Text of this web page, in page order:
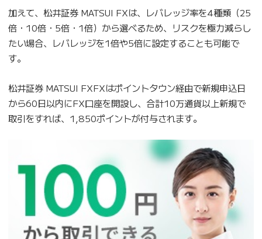
加えて、松井証券 MATSUI FXは、レバレッジ率を4種類（25
倍・10倍・5倍・1倍）から選べるため、リスクを極力減らし
たい場合、レバレッジを1倍や5倍に設定することも可能で
す。
松井証券 MATSUI FXFXはポイントタウン経由で新規申込日
から60日以内にFX口座を開設し、合計10万通貨以上新規で
取引をすれば、1,850ポイントが付与されます。